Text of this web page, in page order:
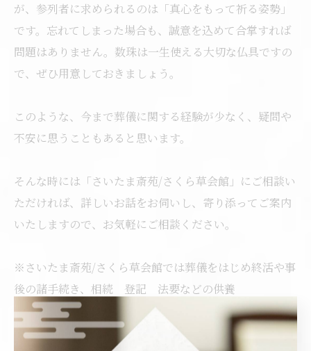
が、参列者に求められるのは「真心をもって祈る姿勢」
です。忘れてしまった場合も、誠意を込めて合掌すれば
問題はありません。数珠は一生使える大切な仏具ですの
で、ぜひ用意しておきましょう。
このような、今まで葬儀に関する経験が少なく、疑問や
不安に思うこともあると思います。
そんな時には「さいたま斎苑/さくら草会館」にご相談い
ただければ、詳しいお話をお伺いし、寄り添ってご案内
いたしますので、お気軽にご相談ください。
※さいたま斎苑/さくら草会館では葬儀をはじめ終活や事
後の諸手続き、相続 登記 法要などの供養
仏壇 仏具 位牌 墓地 墓石 樹木葬 永代供養
葬儀のマナーや弔事に関する様々な相談を